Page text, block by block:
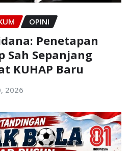
OPINI
Penetapan
Sah Sepanjang
KUHAP Baru
2026